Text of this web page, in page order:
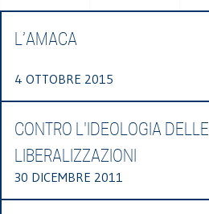
L’AMACA
4 OTTOBRE 2015
CONTRO L'IDEOLOGIA DELLE
LIBERALIZZAZIONI
30 DICEMBRE 2011